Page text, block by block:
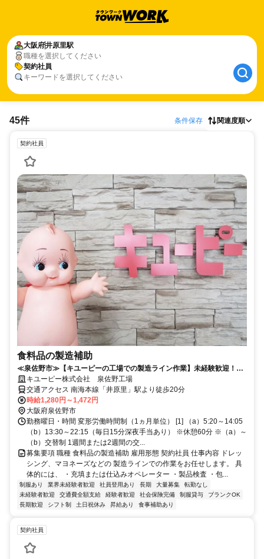
大阪府井原里駅
職種を選択してください
契約社員
キーワードを選択してください
45件 条件保存 関連度順
契約社員
食料品の製造補助
≪泉佐野市≫【キユーピーの工場での製造ライン作業】未経験歓迎！男
女活躍中！土日祝休み♪
キユーピー株式会社 泉佐野工場
交通アクセス 南海本線「井原里」駅より徒歩20分
時給1,280円～1,472円
大阪府泉佐野市
勤務曜日・時間 変形労働時間制（1ヵ月単位） [1] （a）5:20～14:05
（b）13:30～22:15（毎日15分深夜手当あり） ※休憩60分 ※（a）～
（b）交替制 1週間または2週間の交...
募集要項 職種 食料品の製造補助 雇用形態 契約社員 仕事内容 ドレッ
シング、マヨネーズなどの 製造ラインでの作業をお任せします。 具
体的には、 ・充填または仕込みオペレーター ・製品検査 ・包...
制服あり 業界未経験者歓迎 社員登用あり 長期 大量募集
転勤なし
未経験者歓迎
交通費全額支給 経験者歓迎 社会保険完備 制服貸与
ブランクOK
長期歓迎
シフト制 土日祝休み 昇給あり 食事補助あり
契約社員